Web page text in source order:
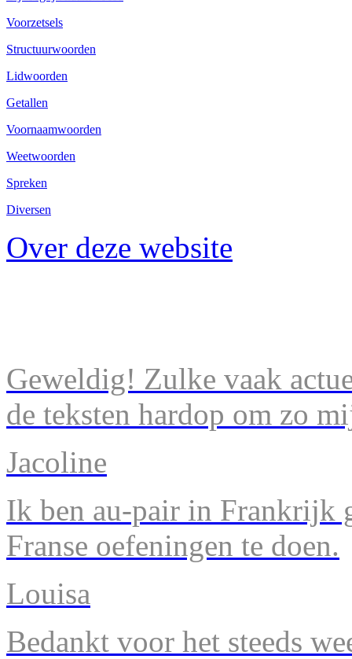
Voorzetsels
Structuurwoorden
Lidwoorden
Getallen
Voornaamwoorden
Weetwoorden
Spreken
Diversen
Over deze website
Geweldig! Zulke vaak
de teksten hardop om zo
Jacoline
Ik ben au-pair in Frankrijk
Franse oefeningen te doen.
Louisa
Bedankt voor het steeds